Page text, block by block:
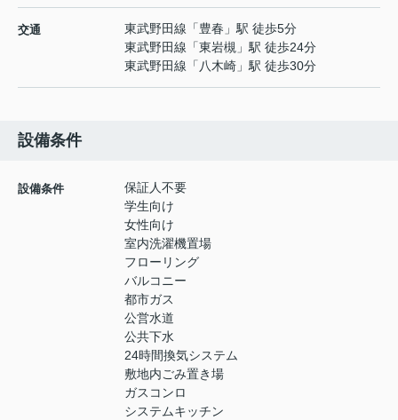
交通 東武野田線 「豊春 」駅 徒歩5分
東武野田線 「東岩槻 」駅 徒歩24分
東武野田線 「 八木崎 」駅 徒歩30分
設備条件
設備条件
保証人不要
学生向け
女性向け
室内洗濯機置場
フローリング
バルコニー
都市ガス
公営水道
公共下水
24時間換気システム
敷地内ごみ置き場
ガスコンロ
システムキッチン